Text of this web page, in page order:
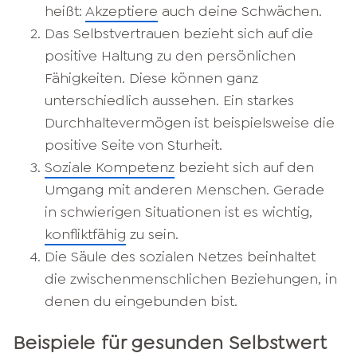
heißt: Akzeptiere auch deine Schwächen.
Das Selbstvertrauen bezieht sich auf die
positive Haltung zu den persönlichen
Fähigkeiten. Diese können ganz
unterschiedlich aussehen. Ein starkes
Durchhaltevermögen ist beispielsweise die
positive Seite von Sturheit.
Soziale Kompetenz bezieht sich auf den
Umgang mit anderen Menschen. Gerade
in schwierigen Situationen ist es wichtig,
konfliktfähig zu sein.
Die Säule des sozialen Netzes beinhaltet
die zwischenmenschlichen Beziehungen, in
denen du eingebunden bist.
Beispiele für gesunden Selbstwert